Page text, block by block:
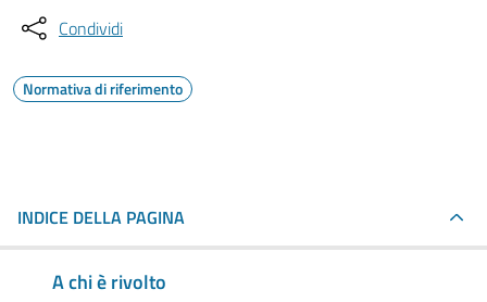
Condividi
Normativa di riferimento
INDICE DELLA PAGINA
A chi è rivolto